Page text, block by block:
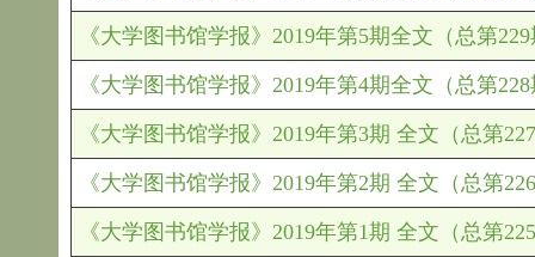
《大学图书馆学报》2019年第5期全文（总第
《大学图书馆学报》2019年第4期全文（总第
《大学图书馆学报》2019年第3期 全文（总第
《大学图书馆学报》2019年第2期 全文（总第
《大学图书馆学报》2019年第1期 全文（总第